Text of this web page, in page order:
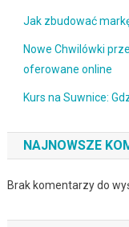
Jak zbudować
Nowe Chwilówki
oferowane online
Kurs na Suwnice:
NAJNOWSZE
Brak komentarzy do